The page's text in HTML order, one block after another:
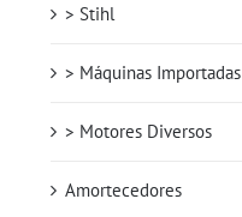
> Stihl
> Máquinas Importadas
> Motores Diversos
Amortecedores